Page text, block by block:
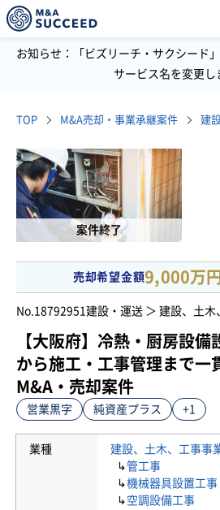
お知らせ：「ビズリーチ・サクシード
サービス名を変更し
TOP M&A売却・事業承継案件 建
案件終了
売却希望金額9,000万
No.18792951 建設・運送 ＞ 建設、土木
【大阪府】冷熱・厨房設備
から施工・工事管理まで一
M&A・売却案件
営業黒字 純資産プラス +1
業種
建設、土木、工事事
↳管工事
↳機械器具設置工事
↳ 空調設備工事